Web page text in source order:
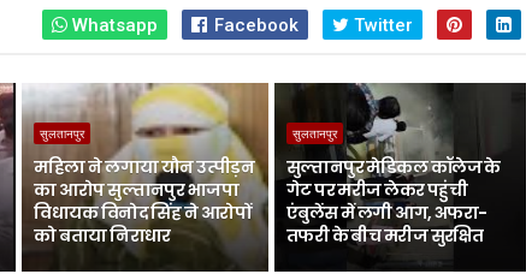
Whatsapp Facebook Twitter
सुलतानपुर
महिला ने लगाया यौन उत्पीड़न
का आरोप सुल्तानपुर भाजपा
विधायक विनोद सिंह ने आरोपों
को बताया निराधार
सुलतानपुर
सुल्तानपुर मेडिकल कॉलेज के
गेट पर मरीज लेकर पहुंची
एंबुलेंस में लगी आग, अफरा-
तफरी के बीच मरीज सुरक्षित